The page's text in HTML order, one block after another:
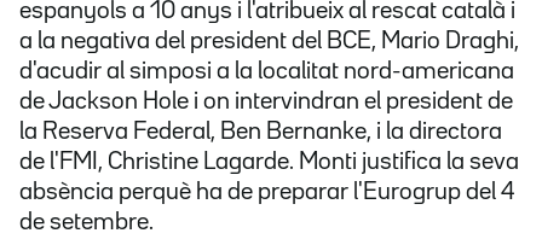
espanyols a 10 anys i l'atribueix al rescat català i
a la negativa del president del BCE, Mario Draghi,
d'acudir al simposi a la localitat nord-americana
de Jackson Hole i on intervindran el president de
la Reserva Federal, Ben Bernanke, i la directora
de l'FMI, Christine Lagarde. Monti justifica la seva
absència perquè ha de preparar l'Eurogrup del 4
de setembre.